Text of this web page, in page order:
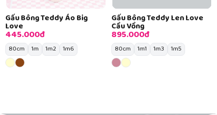
Gấu Bông Teddy Áo Big
Love
445.000đ
80cm 1m 1m2 1m6
Gấu Bông Teddy Len Love
Cầu Vồng
895.000đ
80cm 1m1 1m3 1m5